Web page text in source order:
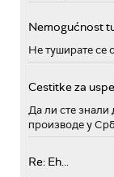
Nemogućnost
Не туширате се
Cestitke za
Да ли сте знали
производе у
Re: Eh...